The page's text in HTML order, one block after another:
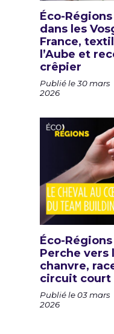
Éco-
dans les
France,
l’Aube et
crêpier
Publié le 30 mars
2026
Éco-
Perche vers
chanvre,
circuit court
Publié le 03 mars
2026